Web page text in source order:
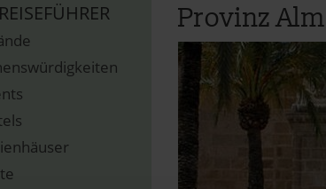
Provinz